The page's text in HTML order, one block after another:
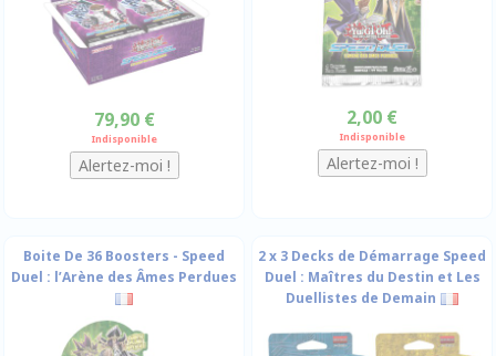
79,90 €
Indisponible
2,00 €
Indisponible
Boite De 36 Boosters - Speed
Duel : l’Arène des Âmes Perdues
2 x 3 Decks de Démarrage Speed
Duel : Maîtres du Destin et Les
Duellistes de Demain